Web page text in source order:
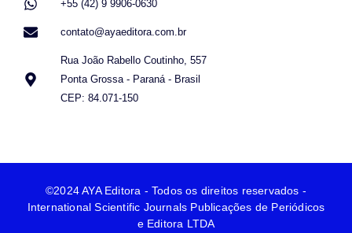
+55 (42) 9 9906-0630
contato@ayaeditora.com.br
Rua João Rabello Coutinho, 557
Ponta Grossa - Paraná - Brasil
CEP: 84.071-150
©2024 AYA Editora - Todos os direitos reservados -
International Scientific Journals Publicações de Periódicos
e Editora LTDA